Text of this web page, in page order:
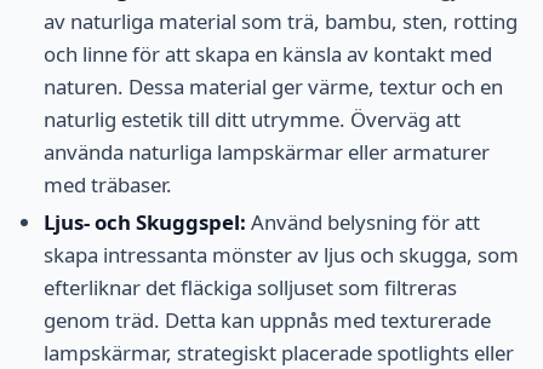
av naturliga material som trä, bambu, sten, rotting
och linne för att skapa en känsla av kontakt med
naturen. Dessa material ger värme, textur och en
naturlig estetik till ditt utrymme. Överväg att
använda naturliga lampskärmar eller armaturer
med träbaser.
Ljus- och Skuggspel: Använd belysning för att
skapa intressanta mönster av ljus och skugga, som
efterliknar det fläckiga solljuset som filtreras
genom träd. Detta kan uppnås med texturerade
lampskärmar, strategiskt placerade spotlights eller